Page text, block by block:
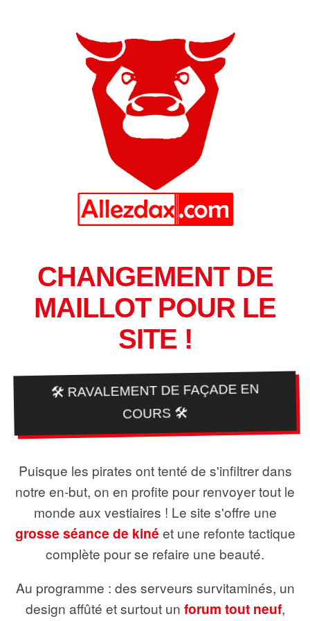
CHANGEMENT DE
MAILLOT POUR LE
SITE !
🛠️ RAVALEMENT DE FAÇADE EN
COURS 🛠️
Puisque les pirates ont tenté de s'infiltrer dans
notre en-but, on en profite pour renvoyer tout le
monde aux vestiaires ! Le site s'offre une
grosse séance de kiné et une refonte tactique
complète pour se refaire une beauté.
Au programme : des serveurs survitaminés, un
design affûté et surtout un forum tout neuf,